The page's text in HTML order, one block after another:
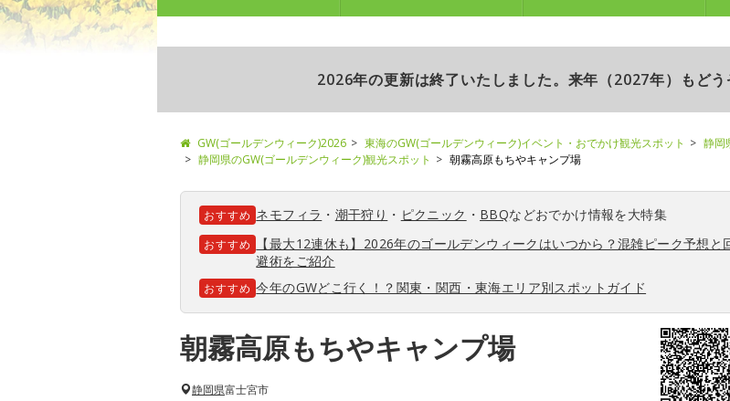
2026年の更新は終了いたしました。来年（2027年）もどう
GW(ゴールデンウィーク)2026 東海のGW(ゴールデンウィーク)イベント・おでかけ観光スポット
静岡
静岡県のGW(ゴールデンウィーク)観光スポット
朝霧高原もちやキャンプ場
おすすめ ネモフィラ ・ 潮干狩り ・ ピクニック ・ BBQなどおでかけ情報を大特集
おすすめ
【最大12連休も】2026年のゴールデンウィークはいつから？混雑ピーク予想と
避術をご紹介
おすすめ 今年のGWどこ行く！？関東・関西・東海エリア別スポットガイド
朝霧高原もちやキャンプ場
静岡県富士宮市